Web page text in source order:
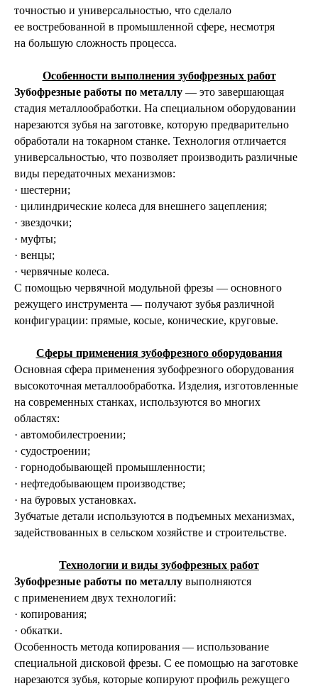
точностью и универсальностью, что сделало
ее востребованной в промышленной сфере, несмотря
на большую сложность процесса.
Особенности выполнения зубофрезных работ
Зубофрезные работы по металлу — это завершающая
стадия металлообработки. На специальном оборудовании
нарезаются зубья на заготовке, которую предварительно
обработали на токарном станке. Технология отличается
универсальностью, что позволяет производить различные
виды передаточных механизмов:
· шестерни;
· цилиндрические колеса для внешнего зацепления;
· звездочки;
· муфты;
· венцы;
· червячные колеса.
С помощью червячной модульной фрезы — основного
режущего инструмента — получают зубья различной
конфигурации: прямые, косые, конические, круговые.
Сферы применения зубофрезного оборудования
Основная сфера применения зубофрезного оборудования
высокоточная металлообработка. Изделия, изготовленные
на современных станках, используются во многих
областях:
· автомобилестроении;
· судостроении;
· горнодобывающей промышленности;
· нефтедобывающем производстве;
· на буровых установках.
Зубчатые детали используются в подъемных механизмах,
задействованных в сельском хозяйстве и строительстве.
Технологии и виды зубофрезных работ
Зубофрезные работы по металлу выполняются
с применением двух технологий:
· копирования;
· обкатки.
Особенность метода копирования — использование
специальной дисковой фрезы. С ее помощью на заготовке
нарезаются зубья, которые копируют профиль режущего